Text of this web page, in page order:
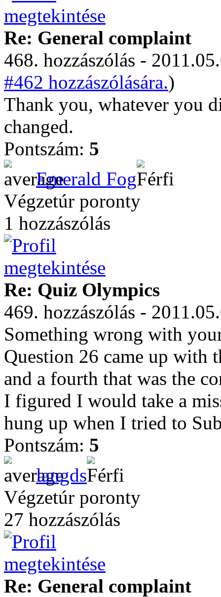
Re: General complaint
468. hozzászólás -
#462 hozzászólására.)
Thank you, whatever you
changed.
Pontszám: 5
Emerald Fog
Végzetúr poronty
1 hozzászólás
Re: Quiz Olympics
469. hozzászólás -
Something wrong with
Question 26 came up with
and a fourth that was the
I figured I would take a
hung up when I tried to
Pontszám: 5
langds
Végzetúr poronty
27 hozzászólás
Re: General complaint